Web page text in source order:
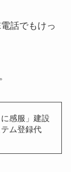
話でもけっ
に感服」建設
ム登録代